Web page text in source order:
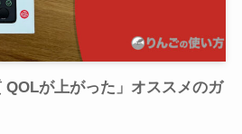
QOLが上がった」オススメのガ